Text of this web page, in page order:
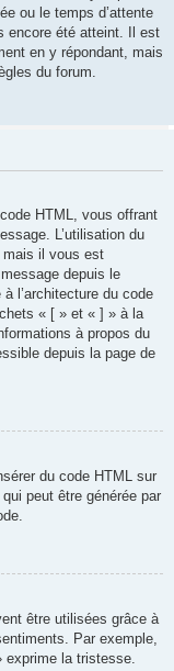
ou le temps d’attente
encore été atteint. Il est
en y répondant, mais
du forum.
HTML, vous offrant
L’utilisation du
mais il vous est
depuis le
l’architecture du code
« [ » et « ] » à la
à propos du
depuis la page de
du code HTML sur
peut être générée par
être utilisées grâce à
Par exemple,
exprime la tristesse.